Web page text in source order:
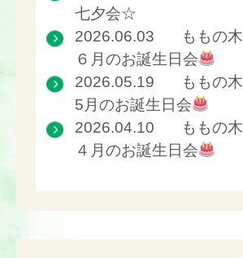
七夕会☆
2026.06.03
ももの木
６月のお誕生日会
2026.05.19
ももの木
5月のお誕生日会
2026.04.10
ももの木
４月のお誕生日会